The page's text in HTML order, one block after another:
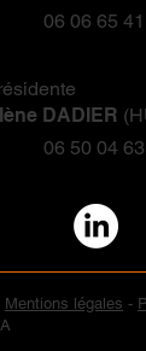
DADIER
06 50 04
06 06 65
Mentions légales -